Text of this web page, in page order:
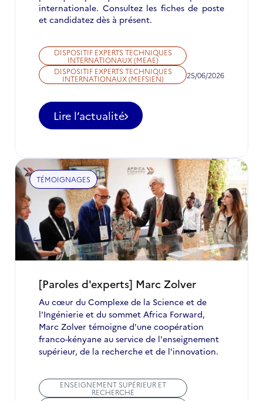
internationale. Consultez les fiches de poste
et candidatez dès à présent.
DISPOSITIF EXPERTS TECHNIQUES
INTERNATIONAUX (MEAE)
DISPOSITIF EXPERTS TECHNIQUES
INTERNATIONAUX (MEFSIEN) 25/06/2026
Lire l’actualité
-
Appel
candidatures
pour
des
postes
d'ETI
à
ne
pas
manquer
juillet
2026
[Paroles d'experts] Marc Zolver
Au cœur du Complexe de la Science et de
l'Ingénierie et du sommet Africa Forward,
Marc Zolver témoigne d'une coopération
franco-kényane au service de l'enseignement
supérieur, de la recherche et de l'innovation.
ENSEIGNEMENT SUPÉRIEUR ET
RECHERCHE
TÉMOIGNAGES